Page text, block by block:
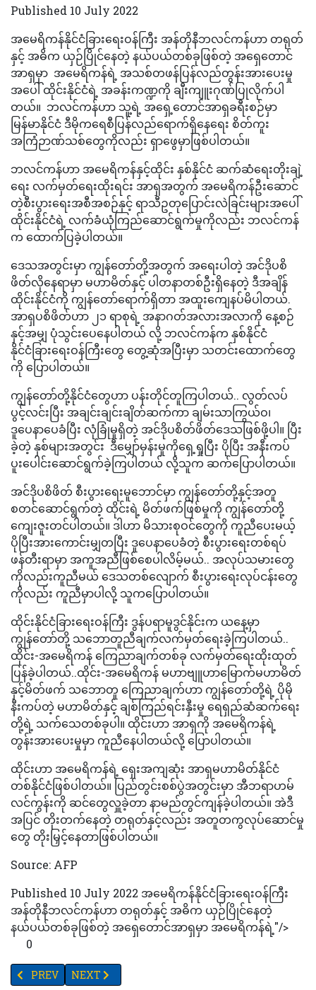
Published 10 July 2022
အမေရိကန်နိုင်ငံခြားရေးဝန်ကြီး အန်တိုနီဘလင်ကန်ဟာ တရုတ်
နှင့် အဓိက ယှဉ်ပြိုင်နေတဲ့ နယ်ပယ်တစ်ခုဖြစ်တဲ့ အရှေတောင်
အာရှမှာ အမေရိကန်ရဲ့ အသစ်တဖန်ပြန်လည်တွန်းအားပေးမှု
အပေါ် ထိုင်းနိုင်ငံရဲ့ အခန်းကဏ္ဍကို ချီးကျူးဂုဏ်ပြုလိုက်ပါ
တယ်။ ဘလင်ကန်ဟာ သူ့ရဲ့ အရှေ့တောင်အာရှခရီးစဉ်မှာ
မြန်မာနိုင်ငံ ဒီမိုကရေစီပြန်လည်ရောက်ရှိနေရေး စိတ်ကူး
အကြံဉာဏ်သစ်တွေကိုလည်း ရှာဖွေမှာဖြစ်ပါတယ်။
ဘလင်ကန်ဟာ အမေရိကန်နှင့်ထိုင်း နှစ်နိုင်ငံ ဆက်ဆံရေးတိုးချဲ့
ရေး လက်မှတ်ရေးထိုးရင်း အာရှအတွက် အမေရိကန်ဦးဆောင်
တဲ့စီးပွားရေးအစီအစဉ်နှင့် ရာသီဥတုပြောင်းလဲခြင်းများအပေါ်
ထိုင်းနိုင်ငံရဲ့ လက်ခံယုံကြည်ဆောင်ရွက်မှုကိုလည်း ဘလင်ကန်
က ထောက်ပြခဲ့ပါတယ်။
ဒေသအတွင်းမှာ ကျွန်တော်တို့အတွက် အရေးပါတဲ့ အင်ဒိုပစိ
ဖိတ်လိုနေရာမှာ မဟာမိတ်နှင့် ပါတနာတစ်ဦးရှိနေတဲ့ ဒီအချိန်
ထိုင်းနိုင်ငံကို ကျွန်တော်ရောက်ရှိတာ အထူးကျေနပ်မိပါတယ်.
အာရှပစိဖိတ်ဟာ ၂၁ ရာစုရဲ့ အနာဂတ်အလားအလာကို နေ့စဉ်
နှင့်အမျှ ပုံသွင်းပေနေပါတယ် လို့ ဘလင်ကန်က နှစ်နိုင်ငံ
နိုင်ငံခြားရေးဝန်ကြီးတွေ တွေ့ဆုံအပြီးမှာ သတင်းထောက်တွေ
ကို ပြောပါတယ်။
ကျွန်တော်တို့နိုင်ငံတွေဟာ ပန်းတိုင်တူကြပါတယ်.. လွတ်လပ်
ပွင့်လင်းပြီး အချင်းချင်းချိတ်ဆက်ကာ ချမ်းသာကြွယ်ဝ၊
ဒူပေနာပေခံပြီး လုံခြုံမှုရှိတဲ့ အင်ဒိုပစိတ်ဖိတ်ဒေသဖြစ်ဖို့ပါ။ ပြီး
ခဲ့တဲ့ နှစ်များအတွင်း ဒီမျှော်မှန်းမှုကိုရှေ့ရှုပြီး ပိုပြီး အနီးကပ်
ပူးပေါင်းဆောင်ရွက်ခဲ့ကြပါတယ် လို့သူက ဆက်ပြောပါတယ်။
အင်ဒိုပစိဖိတ် စီးပွားရေးမူဘောင်မှာ ကျွန်တော်တို့နှင့်အတူ
စတင်ဆောင်ရွက်တဲ့ ထိုင်းရဲ့ မိတ်ဖက်ဖြစ်မှုကို ကျွန်တော်တို့
ကျေးဇူးတင်ပါတယ်။ ဒါဟာ မိသားစုဝင်တွေကို ကူညီပေးမယ့်
ပိုပြီးအားကောင်းမျှတပြီး ဒူပေနာပေခံတဲ့ စီးပွားရေးတစ်ရပ်
ဖန်တီးရာမှာ အကူအညီဖြစ်စေပါလိမ့်မယ်.. အလုပ်သမားတွေ
ကိုလည်းကူညီမယ် ဒေသတစ်လျောက် စီးပွားရေးလုပ်ငန်းတွေ
ကိုလည်း ကူညီမှာပါလို့ သူကပြောပါတယ်။
ထိုင်းနိုင်ငံခြားရေးဝန်ကြီး ဒွန်ပရာမူဒွင်နိုင်းက ယနေ့မှာ
ကျွန်တော်တို့ သဘောတူညီချက်လက်မှတ်ရေးခဲ့ကြပါတယ်..
ထိုင်း-အမေရိကန် ကြေညာချက်တစ်ခု လက်မှတ်ရေးထိုးထုတ်
ပြန်ခဲ့ပါတယ်..ထိုင်း-အမေရိကန် မဟာဗျူဟာမြောက်မဟာမိတ်
နှင့်မိတ်ဖက် သဘောတူ ကြေညာချက်ဟာ ကျွန်တော်တို့ရဲ့ ပိုမို
နီးကပ်တဲ့ မဟာမိတ်နှင့် ချစ်ကြည်ရင်းနှီးမှု ရေရှည်ဆံဆက်ရေး
တို့ရဲ့ သက်သေတစ်ခုပါ။ ထိုင်းဟာ အာရှကို အမေရိကန်ရဲ့
တွန်းအားပေးမှုမှာ ကူညီနေပါတယ်လို့‌ ပြောပါတယ်။
ထိုင်းဟာ အမေရိကန်ရဲ့ ရှေးအကျဆုံး အာရှမဟာမိတ်နိုင်ငံ
တစ်နိုင်ငံဖြစ်ပါတယ်။ ပြည်တွင်းစစ်ပွဲအတွင်းမှာ အီဘရာဟမ်
လင်ကွန်းကို ဆင်တွေလှူခဲ့တာ နာမည်တွင်ကျန်ခဲ့ပါတယ်။ အဲဒီ
အပြင် တိုးတက်နေတဲ့ တရုတ်နှင့်လည်း အတူတကွလုပ်ဆောင်မှု
တွေ တိုးမြှင့်နေတာဖြစ်ပါတယ်။
Source: AFP
Published 10 July 2022 အမေရိကန်နိုင်ငံခြားရေးဝန်ကြီး
အန်တိုနီဘလင်ကန်ဟာ တရုတ်နှင့် အဓိက ယှဉ်ပြိုင်နေတဲ့
နယ်ပယ်တစ်ခုဖြစ်တဲ့ အရှေတောင်အာရှမှာ အမေရိကန်ရဲ့"/>
0
PREVIOUS ARTICLE: သွားတိုက်တံများအစားအသုံးပြုနိုင်မည့် ခံတွင်
PREV NEXT ARTICLE: တောင်အာဖရိက အရက်ဆိုင်တစ်ဆိုင်
NEXT